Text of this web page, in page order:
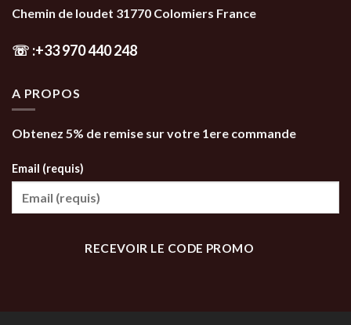
Chemin de loudet 31770 Colomiers France
☏ :+33 970 440 248
A PROPOS
Obtenez 5% de remise sur votre 1ere commande
Email (requis)
RECEVOIR LE CODE PROMO